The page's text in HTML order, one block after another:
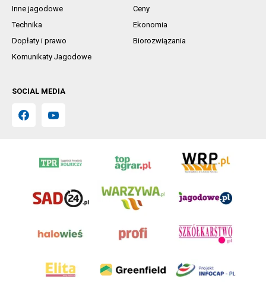
Inne jagodowe
Ceny
Technika
Ekonomia
Dopłaty i prawo
Biorozwiązania
Komunikaty Jagodowe
SOCIAL MEDIA